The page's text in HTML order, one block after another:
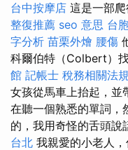
台中按摩店 這是一部爬
整復推薦 seo 意思 台
字分析 苗栗外燴 腰傷
科爾伯特（Colbert）
館 記帳士 稅務相關法規
女孩從馬車上抬起，並
在聽一個熟悉的單詞，
的，我用奇怪的舌頭說
台北 我親愛的小老人，